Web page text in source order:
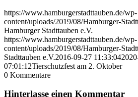
https://www.hamburgerstadttauben.de/wp-
content/uploads/2019/08/Hamburger-
Hamburger Stadttauben e.V.
https://www.hamburgerstadttauben.de/wp-
content/uploads/2019/08/Hamburger-
Stadttauben e.V.2016-09-27 11:33:04
07:01:12Tierschutzfest am 2. Oktober
0 Kommentare
Hinterlasse einen Kommentar